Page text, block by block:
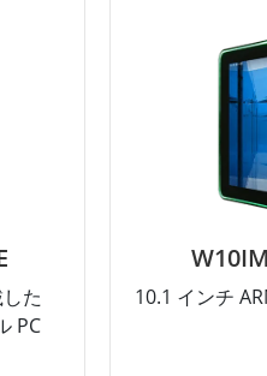
た
PC
10.1 インチ